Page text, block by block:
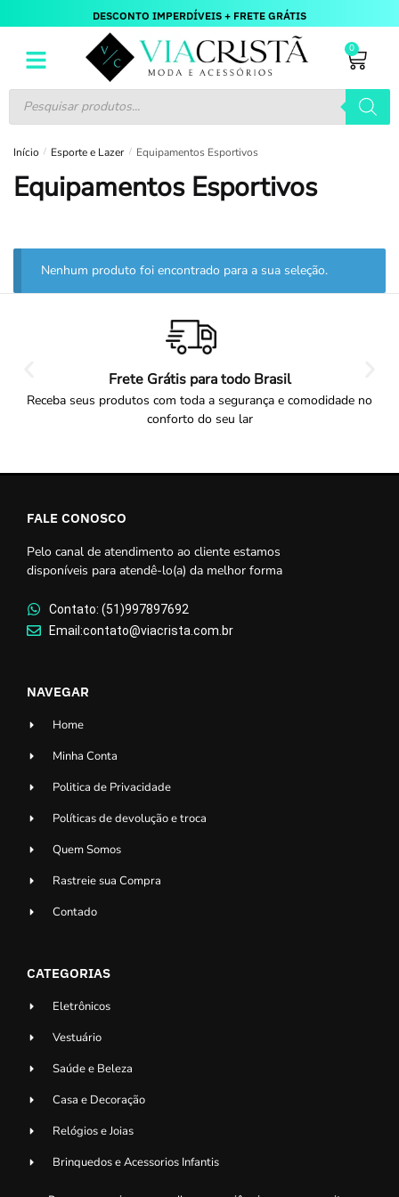
DESCONTO IMPERDÍVEIS + FRETE GRÁTIS
0
Início / Esporte e Lazer / Equipamentos Esportivos
Equipamentos Esportivos
Nenhum produto foi encontrado para a sua seleção.
Frete Grátis para todo Brasil
Receba seus produtos com toda a segurança e comodidade no
conforto do seu lar
FALE CONOSCO
Pelo canal de atendimento ao cliente estamos
disponíveis para atendê-lo(a) da melhor forma
Contato: (51)997897692
Email:contato@viacrista.com.br
NAVEGAR
Home
Minha Conta
Politica de Privacidade
Políticas de devolução e troca
Quem Somos
Rastreie sua Compra
Contado
CATEGORIAS
Eletrônicos
Vestuário
Saúde e Beleza
Casa e Decoração
Relógios e Joias
Brinquedos e Acessorios Infantis
Acessorios para Veiculos